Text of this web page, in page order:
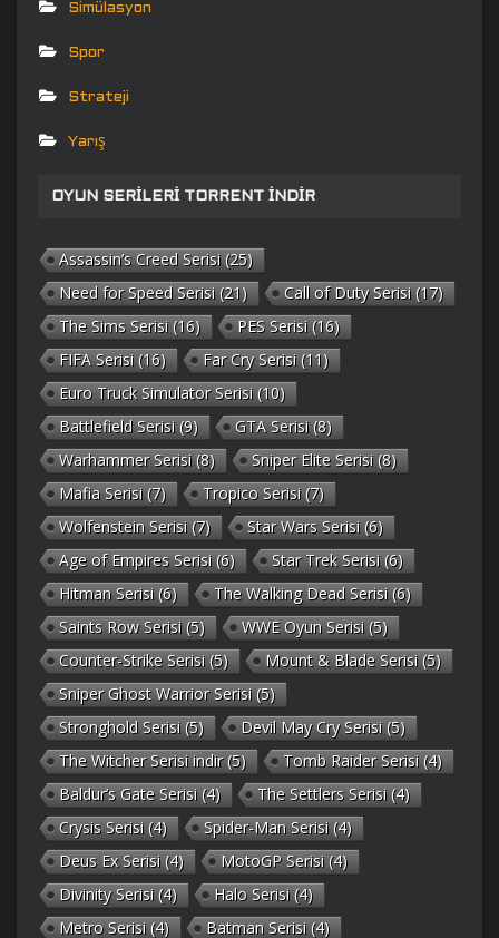
Simülasyon
Spor
Strateji
Yarış
OYUN SERILERI TORRENT İNDIR
Assassin’s Creed Serisi (25)
Need for Speed Serisi (21) Call of Duty Serisi (17)
The Sims Serisi (16) PES Serisi (16)
FIFA Serisi (16) Far Cry Serisi (11)
Euro Truck Simulator Serisi (10)
Battlefield Serisi (9) GTA Serisi (8)
Warhammer Serisi (8) Sniper Elite Serisi (8)
Mafia Serisi (7) Tropico Serisi (7)
Wolfenstein Serisi (7) Star Wars Serisi (6)
Age of Empires Serisi (6) Star Trek Serisi (6)
Hitman Serisi (6) The Walking Dead Serisi (6)
Saints Row Serisi (5) WWE Oyun Serisi (5)
Counter-Strike Serisi (5) Mount & Blade Serisi (5)
Sniper Ghost Warrior Serisi (5)
Stronghold Serisi (5) Devil May Cry Serisi (5)
The Witcher Serisi indir(5) Tomb Raider Serisi (4)
Baldur’s Gate Serisi (4) The Settlers Serisi (4)
Crysis Serisi (4) Spider-Man Serisi (4)
Deus Ex Serisi (4) MotoGP Serisi (4)
Divinity Serisi (4) Halo Serisi (4)
Metro Serisi (4) Batman Serisi (4)